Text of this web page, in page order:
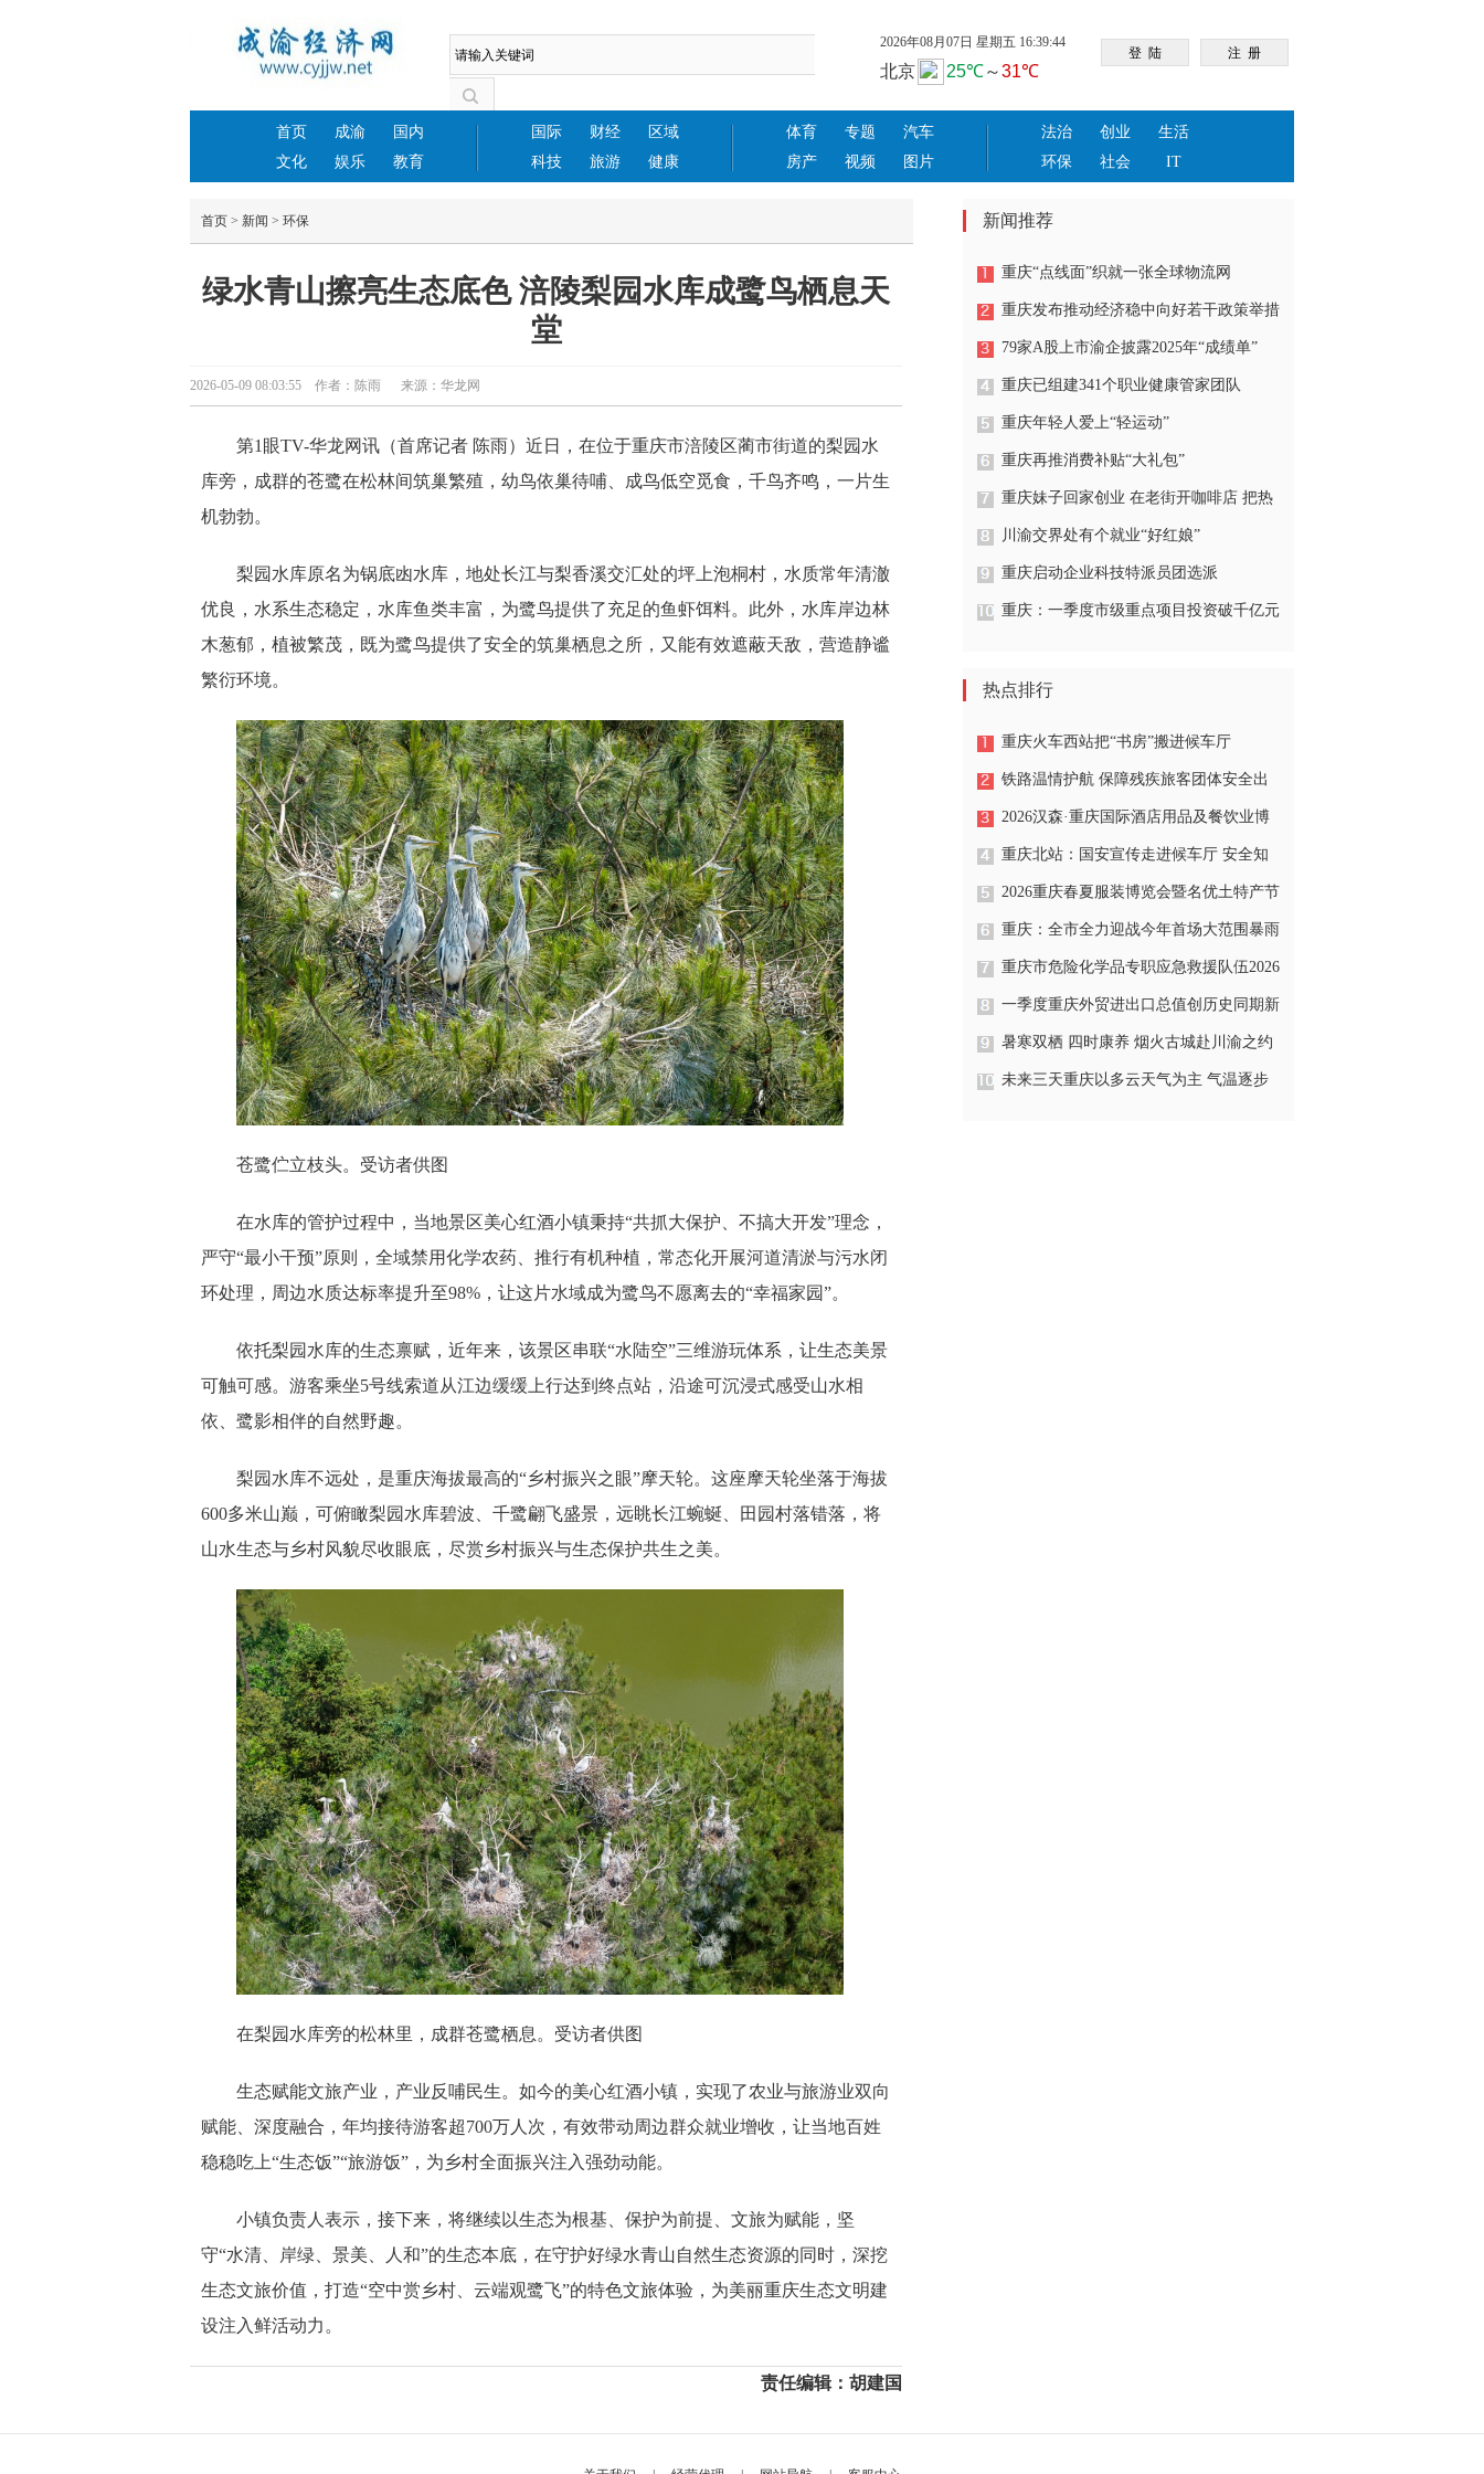
2026年08月07日 星期五 16:39:44
首页 成渝
国内
文化
娱乐 教育
国际 财经
区域
科技
旅游 健康
体育 专题
汽车
房产
视频 图片
法治 创业
生活
环保
社会 IT
首页 > 新闻 > 环保
绿水青山擦亮生态底色 涪陵梨园水库成鹭鸟栖息天
堂
2026-05-09 08:03:55 作者：陈雨 来源：华龙网
第1眼TV-华龙网讯（首席记者 陈雨）近日，在位于重庆市涪陵区蔺市街道的梨园水
库旁，成群的苍鹭在松林间筑巢繁殖，幼鸟依巢待哺、成鸟低空觅食，千鸟齐鸣，一片生
机勃勃。
梨园水库原名为锅底凼水库，地处长江与梨香溪交汇处的坪上泡桐村，水质常年清澈
优良，水系生态稳定，水库鱼类丰富，为鹭鸟提供了充足的鱼虾饵料。此外，水库岸边林
木葱郁，植被繁茂，既为鹭鸟提供了安全的筑巢栖息之所，又能有效遮蔽天敌，营造静谧
繁衍环境。
苍鹭伫立枝头。受访者供图
在水库的管护过程中，当地景区美心红酒小镇秉持“共抓大保护、不搞大开发”理念，
严守“最小干预”原则，全域禁用化学农药、推行有机种植，常态化开展河道清淤与污水闭
环处理，周边水质达标率提升至98%，让这片水域成为鹭鸟不愿离去的“幸福家园”。
依托梨园水库的生态禀赋，近年来，该景区串联“水陆空”三维游玩体系，让生态美景
可触可感。游客乘坐5号线索道从江边缓缓上行达到终点站，沿途可沉浸式感受山水相
依、鹭影相伴的自然野趣。
梨园水库不远处，是重庆海拔最高的“乡村振兴之眼”摩天轮。这座摩天轮坐落于海拔
600多米山巅，可俯瞰梨园水库碧波、千鹭翩飞盛景，远眺长江蜿蜒、田园村落错落，将
山水生态与乡村风貌尽收眼底，尽赏乡村振兴与生态保护共生之美。
在梨园水库旁的松林里，成群苍鹭栖息。受访者供图
生态赋能文旅产业，产业反哺民生。如今的美心红酒小镇，实现了农业与旅游业双向
赋能、深度融合，年均接待游客超700万人次，有效带动周边群众就业增收，让当地百姓
稳稳吃上“生态饭”“旅游饭”，为乡村全面振兴注入强劲动能。
小镇负责人表示，接下来，将继续以生态为根基、保护为前提、文旅为赋能，坚
守“水清、岸绿、景美、人和”的生态本底，在守护好绿水青山自然生态资源的同时，深挖
生态文旅价值，打造“空中赏乡村、云端观鹭飞”的特色文旅体验，为美丽重庆生态文明建
设注入鲜活动力。
责任编辑：胡建国
新闻推荐
重庆“点线面”织就一张全球物流网
重庆发布推动经济稳中向好若干政策举措
79家A股上市渝企披露2025年“成绩单”
重庆已组建341个职业健康管家团队
重庆年轻人爱上“轻运动”
重庆再推消费补贴“大礼包”
重庆妹子回家创业 在老街开咖啡店 把热
爱变成事业
川渝交界处有个就业“好红娘”
重庆启动企业科技特派员团选派
重庆：一季度市级重点项目投资破千亿元
热点排行
重庆火车西站把“书房”搬进候车厅
铁路温情护航 保障残疾旅客团体安全出
行
2026汉森·重庆国际酒店用品及餐饮业博
览会今开幕
重庆北站：国安宣传走进候车厅 安全知
识送到旅客身边
2026重庆春夏服装博览会暨名优土特产节
今在南坪会展中心火爆开启
重庆：全市全力迎战今年首场大范围暴雨
天气
重庆市危险化学品专职应急救援队伍2026
年度业务技能培训举行
一季度重庆外贸进出口总值创历史同期新
高
暑寒双栖 四时康养 烟火古城赴川渝之约​
——2026 年会理文旅资源成都重庆推介
未来三天重庆以多云天气为主 气温逐步